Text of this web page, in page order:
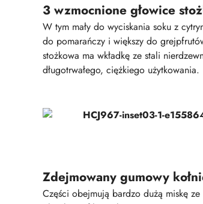
3 wzmocnione głowice
W tym mały do wyciskania soku z
do pomarańczy i większy do
stożkowa ma wkładkę ze stali
długotrwałego, ciężkiego użytkowania.
Zdejmowany gumowy
Części obejmują bardzo dużą miskę